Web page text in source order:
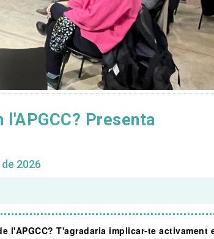
Presenta
2026
l'APGCC? T'agradaria implicar-te activament